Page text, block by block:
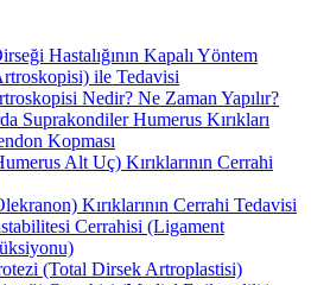
Hastalığının Kapalı Yöntem
ile Tedavisi
Nedir? Ne Zaman Yapılır?
Suprakondiler Humerus Kırıkları
Kopması
Alt Uç) Kırıklarının Cerrahi
Kırıklarının Cerrahi Tedavisi
Cerrahisi (Ligament
(Total Dirsek Artroplastisi)